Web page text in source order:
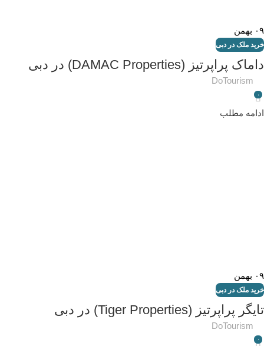
۰۹ بهمن
خرید ملک در دبی
داماک پراپرتیز (DAMAC Properties) در دبی
DoTourism
۰
ادامه مطلب
۰۹ بهمن
خرید ملک در دبی
تایگر پراپرتیز (Tiger Properties) در دبی
DoTourism
۰